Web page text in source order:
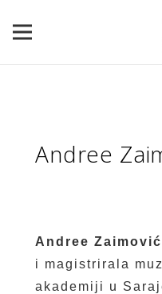
Andree
Andree
i magistrirala
akademiji u